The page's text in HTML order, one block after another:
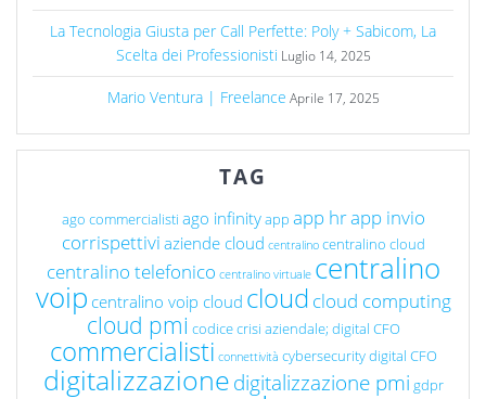
La Tecnologia Giusta per Call Perfette: Poly + Sabicom, La
Scelta dei Professionisti Luglio 14, 2025
Mario Ventura | Freelance Aprile 17, 2025
TAG
ago commercialisti ago infinityapp app hrapp invio
corrispettivi aziende cloud centralino centralino cloud
centralino telefonico centralino virtuale centralino
voip centralino voip cloud cloud cloud computing
cloud pmi codice crisi aziendale; digital CFO
commercialisti connettività cybersecuritydigital CFO
digitalizzazionedigitalizzazione pmi gdpr